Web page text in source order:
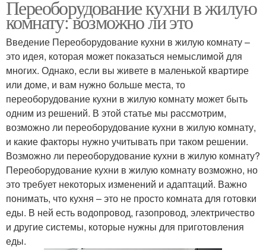
Переоборудование кухни в жилую
комнату: возможно ли это
Введение Переоборудование кухни в жилую комнату –
это идея, которая может показаться немыслимой для
многих. Однако, если вы живете в маленькой квартире
или доме, и вам нужно больше места, то
переоборудование кухни в жилую комнату может быть
одним из решений. В этой статье мы рассмотрим,
возможно ли переоборудование кухни в жилую комнату,
и какие факторы нужно учитывать при таком решении.
Возможно ли переоборудование кухни в жилую комнату?
Переоборудование кухни в жилую комнату возможно, но
это требует некоторых изменений и адаптаций. Важно
понимать, что кухня – это не просто комната для готовки
еды. В ней есть водопровод, газопровод, электричество
и другие системы, которые нужны для приготовления
еды.